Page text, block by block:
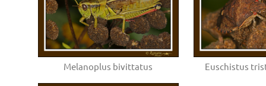
Melanoplus bivittatus Euschistus